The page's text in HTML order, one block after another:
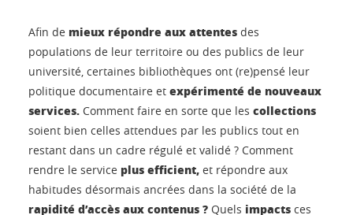
Afin de mieux répondre aux attentes des
populations de leur territoire ou des publics de leur
université, certaines bibliothèques ont (re)pensé leur
politique documentaire et expérimenté de nouveaux
services. Comment faire en sorte que les collections
soient bien celles attendues par les publics tout en
restant dans un cadre régulé et validé ? Comment
rendre le service plus efficient, et répondre aux
habitudes désormais ancrées dans la société de la
rapidité d’accès aux contenus ? Quels impacts ces